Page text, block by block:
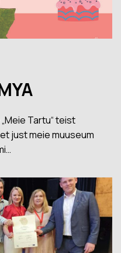
Tartu“ teist
just meie muuseum